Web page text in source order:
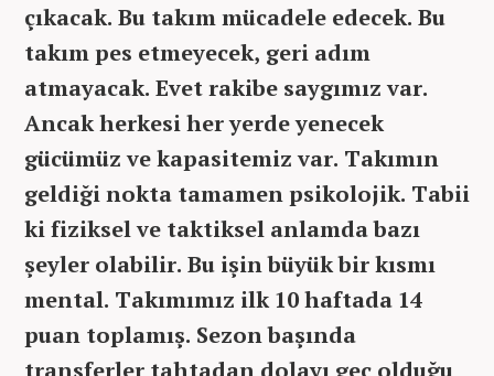
çıkacak. Bu takım mücadele edecek. Bu
takım pes etmeyecek, geri adım
atmayacak. Evet rakibe saygımız var.
Ancak herkesi her yerde yenecek
gücümüz ve kapasitemiz var. Takımın
geldiği nokta tamamen psikolojik. Tabii
ki fiziksel ve taktiksel anlamda bazı
şeyler olabilir. Bu işin büyük bir kısmı
mental. Takımımız ilk 10 haftada 14
puan toplamış. Sezon başında
transferler tahtadan dolayı geç olduğu